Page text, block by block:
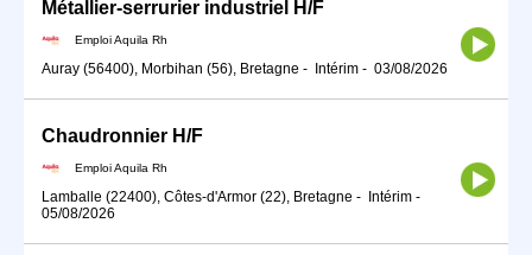
Métallier-serrurier industriel H/F
Emploi Aquila Rh
Auray (56400), Morbihan (56), Bretagne - Intérim - 03/08/2026
Chaudronnier H/F
Emploi Aquila Rh
Lamballe (22400), Côtes-d'Armor (22), Bretagne - Intérim -
05/08/2026